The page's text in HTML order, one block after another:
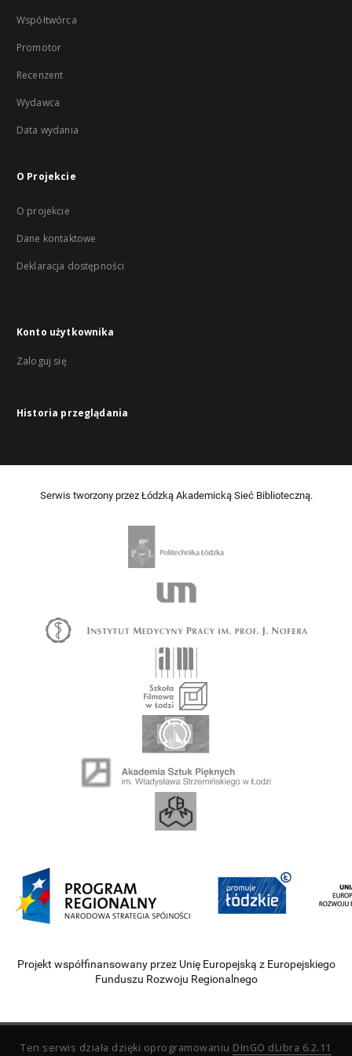
Współtwórca
Promotor
Recenzent
Wydawca
Data wydania
O Projekcie
O projekcie
Dane kontaktowe
Deklaracja dostępności
Konto użytkownika
Zaloguj się
Historia przeglądania
Serwis tworzony przez Łódzką Akademicką Sieć Biblioteczną.
Projekt współfinansowany przez Unię Europejską z Europejskiego
Funduszu Rozwoju Regionalnego
Ten serwis działa dzięki oprogramowaniu DInGO dLibra 6.2.11